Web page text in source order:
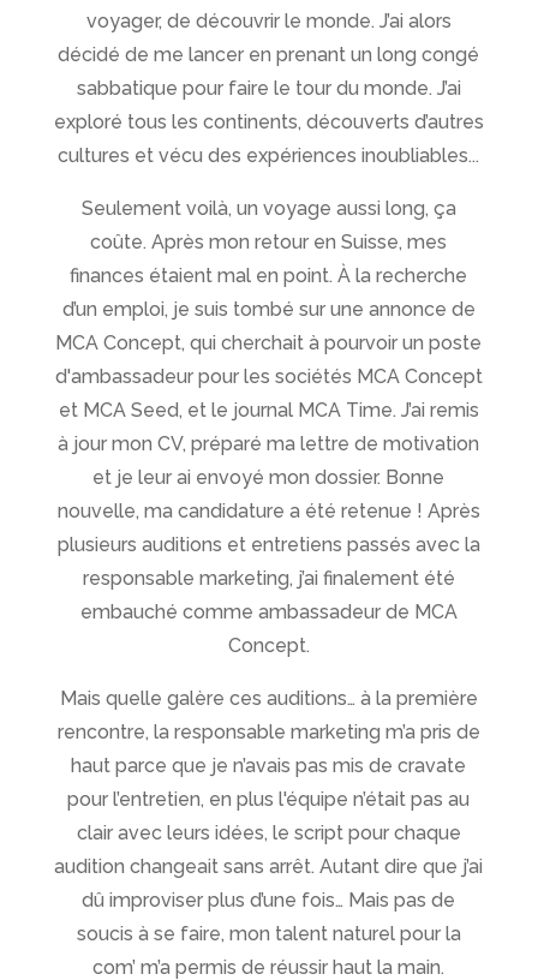
voyager, de découvrir le monde. J’ai alors
décidé de me lancer en prenant un long congé
sabbatique pour faire le tour du monde. J’ai
exploré tous les continents, découverts d’autres
cultures et vécu des expériences inoubliables...
Seulement voilà, un voyage aussi long, ça
coûte. Après mon retour en Suisse, mes
finances étaient mal en point. À la recherche
d’un emploi, je suis tombé sur une annonce de
MCA Concept, qui cherchait à pourvoir un poste
d'ambassadeur pour les sociétés MCA Concept
et MCA Seed, et le journal MCA Time. J’ai remis
à jour mon CV, préparé ma lettre de motivation
et je leur ai envoyé mon dossier. Bonne
nouvelle, ma candidature a été retenue ! Après
plusieurs auditions et entretiens passés avec la
responsable marketing, j’ai finalement été
embauché comme ambassadeur de MCA
Concept.
Mais quelle galère ces auditions… à la première
rencontre, la responsable marketing m’a pris de
haut parce que je n’avais pas mis de cravate
pour l’entretien, en plus l'équipe n’était pas au
clair avec leurs idées, le script pour chaque
audition changeait sans arrêt. Autant dire que j’ai
dû improviser plus d’une fois… Mais pas de
soucis à se faire, mon talent naturel pour la
com’ m’a permis de réussir haut la main.